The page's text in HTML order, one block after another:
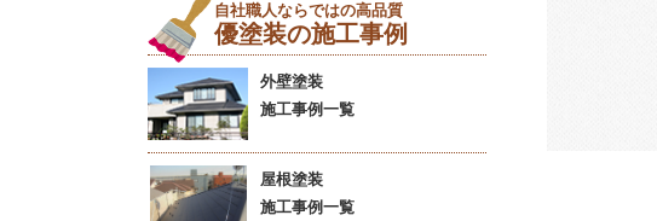
自社職人ならではの高品質
優塗装の施工事例
外壁塗装
施工事例一覧
屋根塗装
施工事例一覧